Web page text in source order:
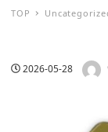
TOP
投稿日
2026-05-28 著者